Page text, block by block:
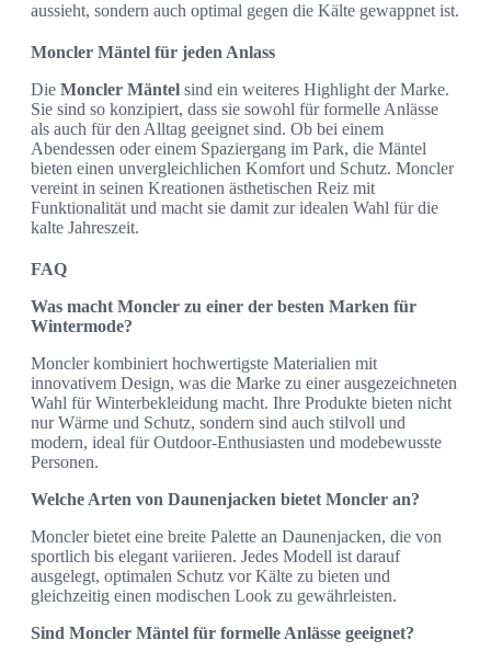
aussieht, sondern auch optimal gegen die Kälte gewappnet ist.
Moncler Mäntel für jeden Anlass
Die Moncler Mäntel sind ein weiteres Highlight der Marke.
Sie sind so konzipiert, dass sie sowohl für formelle Anlässe
als auch für den Alltag geeignet sind. Ob bei einem
Abendessen oder einem Spaziergang im Park, die Mäntel
bieten einen unvergleichlichen Komfort und Schutz. Moncler
vereint in seinen Kreationen ästhetischen Reiz mit
Funktionalität und macht sie damit zur idealen Wahl für die
kalte Jahreszeit.
FAQ
Was macht Moncler zu einer der besten Marken für
Wintermode?
Moncler kombiniert hochwertigste Materialien mit
innovativem Design, was die Marke zu einer ausgezeichneten
Wahl für Winterbekleidung macht. Ihre Produkte bieten nicht
nur Wärme und Schutz, sondern sind auch stilvoll und
modern, ideal für Outdoor-Enthusiasten und modebewusste
Personen.
Welche Arten von Daunenjacken bietet Moncler an?
Moncler bietet eine breite Palette an Daunenjacken, die von
sportlich bis elegant variieren. Jedes Modell ist darauf
ausgelegt, optimalen Schutz vor Kälte zu bieten und
gleichzeitig einen modischen Look zu gewährleisten.
Sind Moncler Mäntel für formelle Anlässe geeignet?